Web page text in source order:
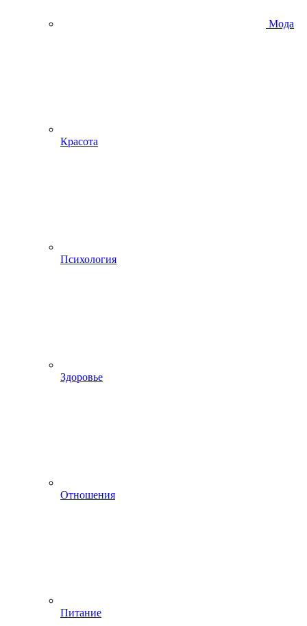
Мода
Красота
Психология
Здоровье
Отношения
Питание